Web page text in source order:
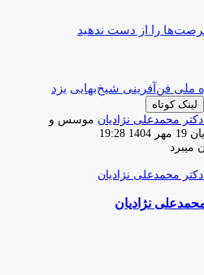
را از دست ندهید
ملی فن‌آفرینی شیخ‌بهایی یزد
لینک کوتاه
موسس و
ارسال
ایمیل
19 مهر 1404 19:28
نژادیان